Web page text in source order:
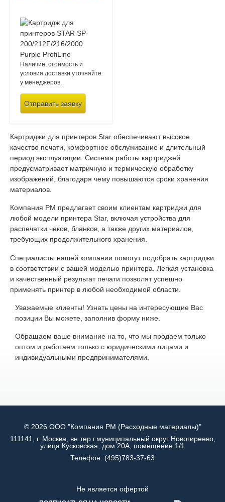
Наличие, стоимость и
условия доставки уточняйте
у менеджеров.
Отправить заявку
Картриджи для принтеров Star обеспечивают высокое
качество печати, комфортное обслуживание и длительный
период эксплуатации. Система работы картриджей
предусматривает матричную и термическую обработку
изображений, благодаря чему повышаются сроки хранения
материалов.
Компания РМ предлагает своим клиентам картриджи для
любой модели принтера Star, включая устройства для
распечатки чеков, бланков, а также других материалов,
требующих продолжительного хранения.
Специалисты нашей компании помогут подобрать картриджи
в соответствии с вашей моделью принтера. Легкая установка
и качественный результат печати позволят успешно
применять принтер в любой необходимой области.
Уважаемые клиенты! Узнать цены на интересующие Вас
позиции Вы можете, заполнив форму ниже.
Обращаем ваше внимание на то, что мы продаем только
оптом и работаем только с юридическими лицами и
индивидуальными предпринимателями.
© 2026 ООО "Компания РМ (Расходные материалы)"
111141, г. Москва, вн.тер.г.муниципальный округ Новогиреево,
улица Кусковская, дом 20А, помещение 1/1
Телефон: (495)783-37-63
Не является офертой